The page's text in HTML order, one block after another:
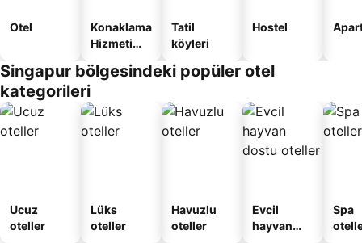
Otel
Konaklama
Hizmeti
Apart
Tatil
köyleri
Hostel
Singapur bölgesindeki popüler otel
kategorileri
Ucuz
oteller
Lüks
oteller
Havuzlu
oteller
Evcil
hayvan
Spa